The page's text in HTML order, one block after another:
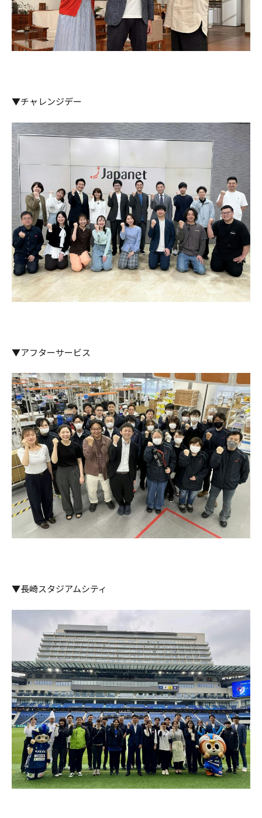
▼チャレンジデー
▼アフターサービス
▼長崎スタジアムシティ